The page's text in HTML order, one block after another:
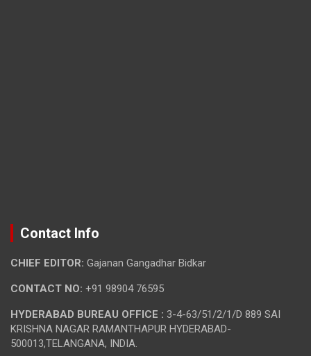
Contact Info
CHIEF EDITOR: Gajanan Gangadhar Bidkar
CONTACT NO: +91 98904 76595
HYDERABAD BUREAU OFFICE : 3-4-63/51/2/1/D 889 SAI
KRISHNA NAGAR RAMANTHAPUR HYDERABAD-
500013,TELANGANA, INDIA.